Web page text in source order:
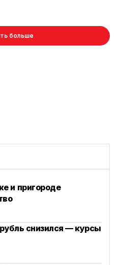
больше
и пригороде
снизился — курсы